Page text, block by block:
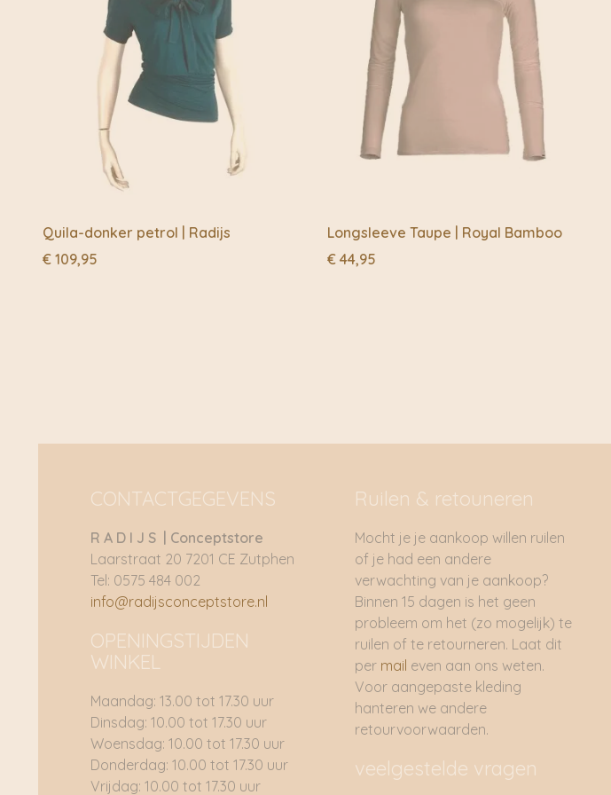
Quila-donker petrol | Radijs
€ 109,95
Longsleeve Taupe | Royal Bamboo
€ 44,95
CONTACTGEGEVENS
R A D I J S | Conceptstore
Laarstraat 20 7201 CE Zutphen
Tel: 0575 484 002
info@radijsconceptstore.nl
OPENINGSTIJDEN
WINKEL
Maandag: 13.00 tot 17.30 uur
Dinsdag: 10.00 tot 17.30 uur
Woensdag: 10.00 tot 17.30 uur
Donderdag: 10.00 tot 17.30 uur
Vrijdag: 10.00 tot 17.30 uur
Ruilen & retouneren
Mocht je je aankoop willen ruilen
of je had een andere
verwachting van je aankoop?
Binnen 15 dagen is het geen
probleem om het (zo mogelijk) te
ruilen of te retourneren. Laat dit
permail even aan ons weten.
Voor aangepaste kleding
hanteren we andere
retourvoorwaarden.
veelgestelde vragen